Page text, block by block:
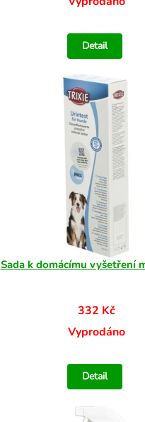
Detail
Sada k domácímu vyšetření
332 Kč
Vyprodáno
Detail